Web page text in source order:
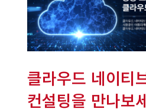
클라우드 네이티
컨설팅을 만나보